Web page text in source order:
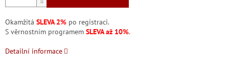
Okamžitá SLEVA 2% po registraci.
S věrnostním programem SLEVA až 10%.
Detailní informace